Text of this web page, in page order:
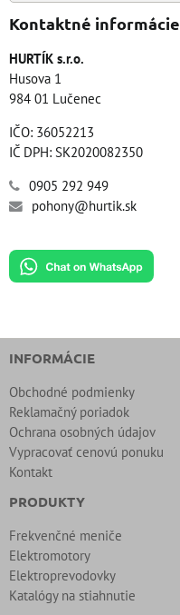
Kontaktné informácie
HURTÍK s.r.o.
Husova 1
984 01 Lučenec
IČO: 36052213
IČ DPH: SK2020082350
0905 292 949
pohony@hurtik.sk
INFORMÁCIE
Obchodné podmienky
Reklamačný poriadok
Ochrana osobných údajov
Vypracovať cenovú ponuku
Kontakt
PRODUKTY
Frekvenčné meniče
Elektromotory
Elektroprevodovky
Katalógy na stiahnutie